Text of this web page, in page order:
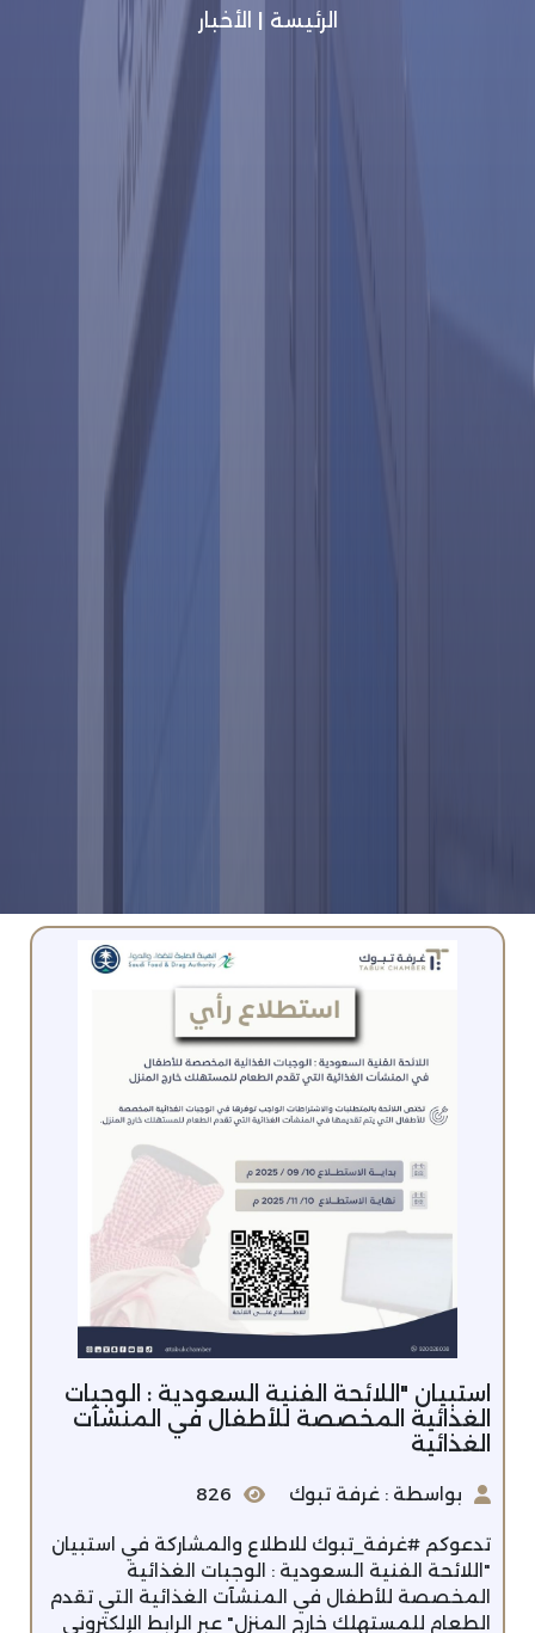
الرئيسة | الأخبار
استبيان "اللائحة الفنية السعودية : الوجبات
الغذائية المخصصة للأطفال في المنشآت
الغذائية
بواسطة : غرفة تبوك 826
تدعوكم ⁧‫#غرفة_تبوك‬⁩ للاطلاع والمشاركة ‏في استبيان
"اللائحة الفنية السعودية : الوجبات الغذائية
المخصصة للأطفال في المنشآت الغذائية التي تقدم
الطعام للمستهلك خارج المنزل" ‏عبر الرابط الإلكتروني